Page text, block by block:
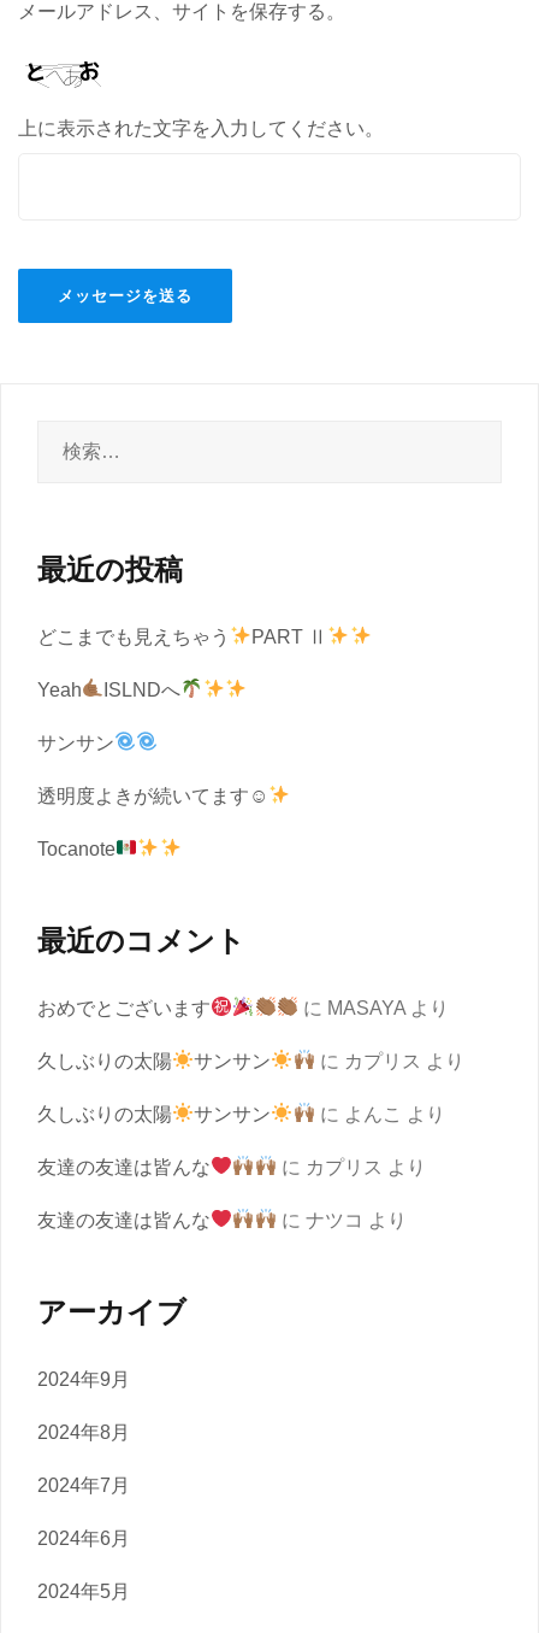
メールアドレス、サイトを保存する。
上に表示された文字を入力してください。
最近の投稿
どこまでも見えちゃう PART Ⅱ
Yeah ISLNDへ
サンサン
透明度よきが続いてます☺︎
Tocanote
最近のコメント
おめでとございます に MASAYAより
久しぶりの太陽 サンサン に カプリス より
久しぶりの太陽 サンサン に よんこ より
友達の友達は皆んな に カプリス より
友達の友達は皆んな に ナツコ より
アーカイブ
2024年9月
2024年8月
2024年7月
2024年6月
2024年5月